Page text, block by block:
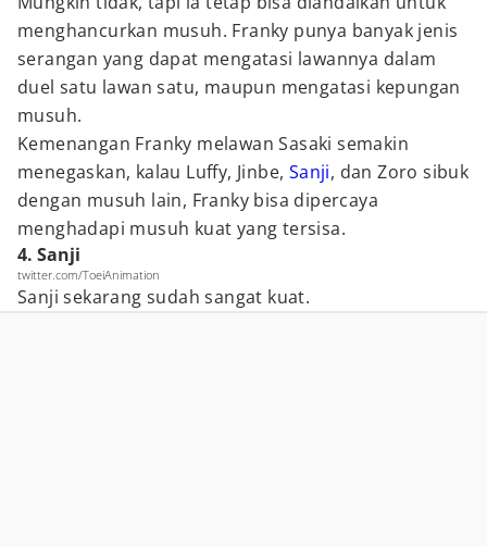
menghancurkan musuh. Franky punya banyak jenis
serangan yang dapat mengatasi lawannya dalam
duel satu lawan satu, maupun mengatasi kepungan
musuh.
Kemenangan Franky melawan Sasaki semakin
menegaskan, kalau Luffy, Jinbe, Sanji, dan Zoro sibuk
dengan musuh lain, Franky bisa dipercaya
menghadapi musuh kuat yang tersisa.
4. Sanji
twitter.com/ToeiAnimation
Sanji sekarang sudah sangat kuat.